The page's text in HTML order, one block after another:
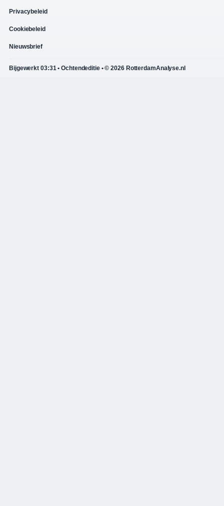
Privacybeleid
Cookiebeleid
Nieuwsbrief
Bijgewerkt 03:31 • Ochtendeditie • © 2026 RotterdamAnalyse.nl